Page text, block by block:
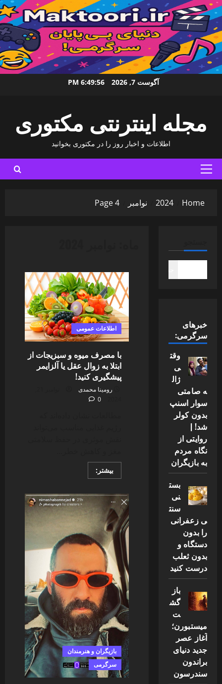
آگوست 7, 2026 6:49:58 PM
مجله اینترنتی مکتوری
اطلاعات و اخبار روز را در مکتوری بخوانید
Primary
Home
2024 نوامبر Page 4
اطلاعات عمومی
با مصرف میوه و سبزیجات از
ابتلا به زوال عقل یا آلزایمر
پیشگیری کنید!
رومینا محمدی
0
بیشتر:Read
more
مصرف
میوه
سبزیجات
از
ابتلا
به
زوال
عقل
آلزایمر
پیشگیری
کنید!
بازیگران و هنرمندان
سرگرمی
خبرهای
سرگرمی:
وقت
ی
ژال
ه صامتی
سوار اسنپ
بدون کولر
شد! |
روایتی از
نگاه مردم
به بازیگران
بست
نی
سنت
ی زعفرانی
را بدون
دستگاه و
بدون ثعلب
درست کنید
باز
گش
ت
میستبورن؛
آغاز عصر
جدید دنیای
براندون
سندرسون